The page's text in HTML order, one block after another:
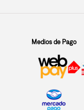
Medios de Pago